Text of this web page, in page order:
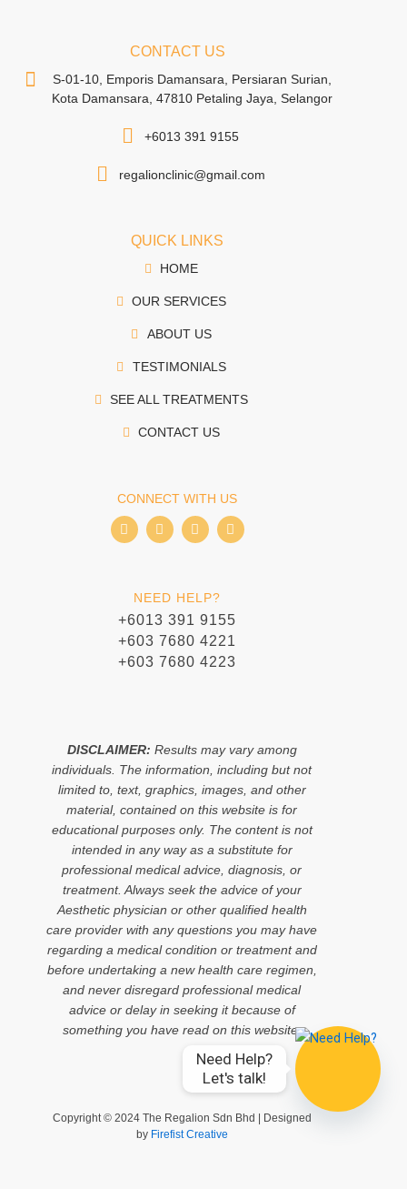
CONTACT US
S-01-10, Emporis Damansara, Persiaran Surian,
Kota Damansara, 47810 Petaling Jaya, Selangor
+6013 391 9155
regalionclinic@gmail.com
QUICK LINKS
HOME
OUR SERVICES
ABOUT US
TESTIMONIALS
SEE ALL TREATMENTS
CONTACT US
CONNECT WITH US
I
c
c
e
b
o
o
I
c
i
n
s
t
a
g
r
T
i
k
W
h
p
NEED HELP?
+6013 391 9155
+603 7680 4221
+603 7680 4223
DISCLAIMER: Results may vary among
individuals. The information, including but not
limited to, text, graphics, images, and other
material, contained on this website is for
educational purposes only. The content is not
intended in any way as a substitute for
professional medical advice, diagnosis, or
treatment. Always seek the advice of your
Aesthetic physician or other qualified health
care provider with any questions you may have
regarding a medical condition or treatment and
before undertaking a new health care regimen,
and never disregard professional medical
advice or delay in seeking it because of
something you have read on this website.
Copyright © 2024 The Regalion Sdn Bhd | Designed
by Firefist Creative
Need Help?
Let's talk!